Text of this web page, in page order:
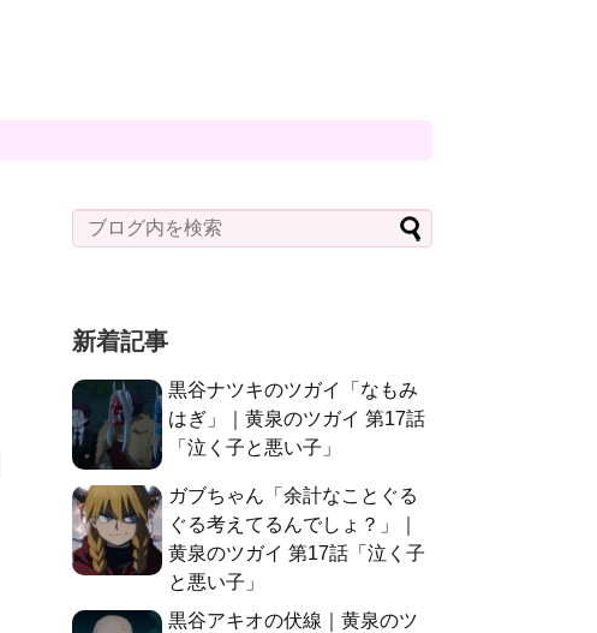
新着記事
黒谷ナツキのツガイ「なもみ
はぎ」｜黄泉のツガイ 第17話
「泣く子と悪い子」
ガブちゃん「余計なことぐる
ぐる考えてるんでしょ？」｜
黄泉のツガイ 第17話「泣く子
と悪い子」
黒谷アキオの伏線｜黄泉のツ